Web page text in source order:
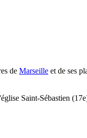
de Marseille et de ses
Saint-Sébastien